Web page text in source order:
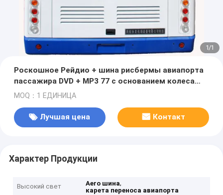
1/1
Роскошное Рейдио + шина рисбермы авиапорта
пассажира DVD + MP3 77 с основанием колеса
7100mm
MOQ：1 ЕДИНИЦА
Лучшая цена Контакт
Характер Продукции
Высокий свет Aero шина,
карета переноса авиапорта